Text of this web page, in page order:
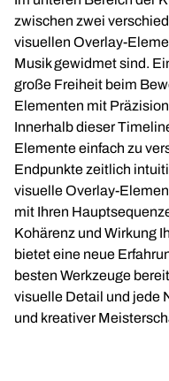
zwischen zwei
visuellen Overlay-
Musik gewidmet sind.
große Freiheit beim
Elementen mit
Innerhalb dieser
Elemente einfach zu
Endpunkte zeitlich
visuelle Overlay-
mit Ihren
Kohärenz und Wirkung
bietet eine neue
besten Werkzeuge
visuelle Detail und jede
und kreativer